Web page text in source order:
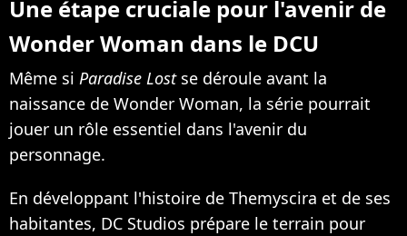
Une étape cruciale pour l'avenir de
Wonder Woman dans le DCU
Même si Paradise Lostse déroule avant la
naissance de Wonder Woman, la série pourrait
jouer un rôle essentiel dans l'avenir du
personnage.
En développant l'histoire de Themyscira et de ses
habitantes, DC Studios prépare le terrain pour